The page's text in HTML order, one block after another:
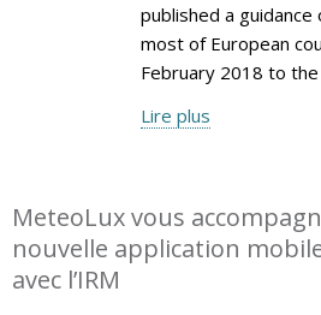
published a
most of European
February 2018 to
Lire plus
MeteoLux vous
nouvelle application
avec l’IRM